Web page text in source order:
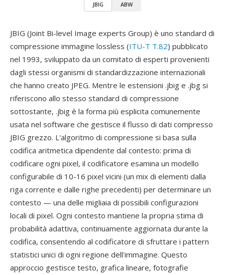
JBIG ABW
JBIG (Joint Bi-level Image experts Group) è uno standard di
compressione immagine lossless (ITU-T T.82) pubblicato
nel 1993, sviluppato da un comitato di esperti provenienti
dagli stessi organismi di standardizzazione internazionali
che hanno creato JPEG. Mentre le estensioni .jbig e .jbg si
riferiscono allo stesso standard di compressione
sottostante, .jbig è la forma più esplicita comunemente
usata nel software che gestisce il flusso di dati compresso
JBIG grezzo. L'algoritmo di compressione si basa sulla
codifica aritmetica dipendente dal contesto: prima di
codificare ogni pixel, il codificatore esamina un modello
configurabile di 10-16 pixel vicini (un mix di elementi dalla
riga corrente e dalle righe precedenti) per determinare un
contesto — una delle migliaia di possibili configurazioni
locali di pixel. Ogni contesto mantiene la propria stima di
probabilità adattiva, continuamente aggiornata durante la
codifica, consentendo al codificatore di sfruttare i pattern
statistici unici di ogni regione dell'immagine. Questo
approccio gestisce testo, grafica lineare, fotografie